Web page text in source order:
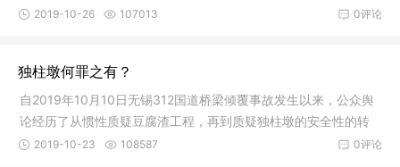
字母命
0评论
2019-10-26 107013
独柱墩何罪之有？
自2019年10月10日无锡312国道桥梁倾覆事故发生以来，公众舆
论经历了从惯性质疑豆腐渣工程，再到质疑独柱墩的安全性的转
变。2019
0评论
2019-10-23 108587